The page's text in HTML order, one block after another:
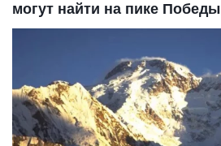
могут найти на пике Победы